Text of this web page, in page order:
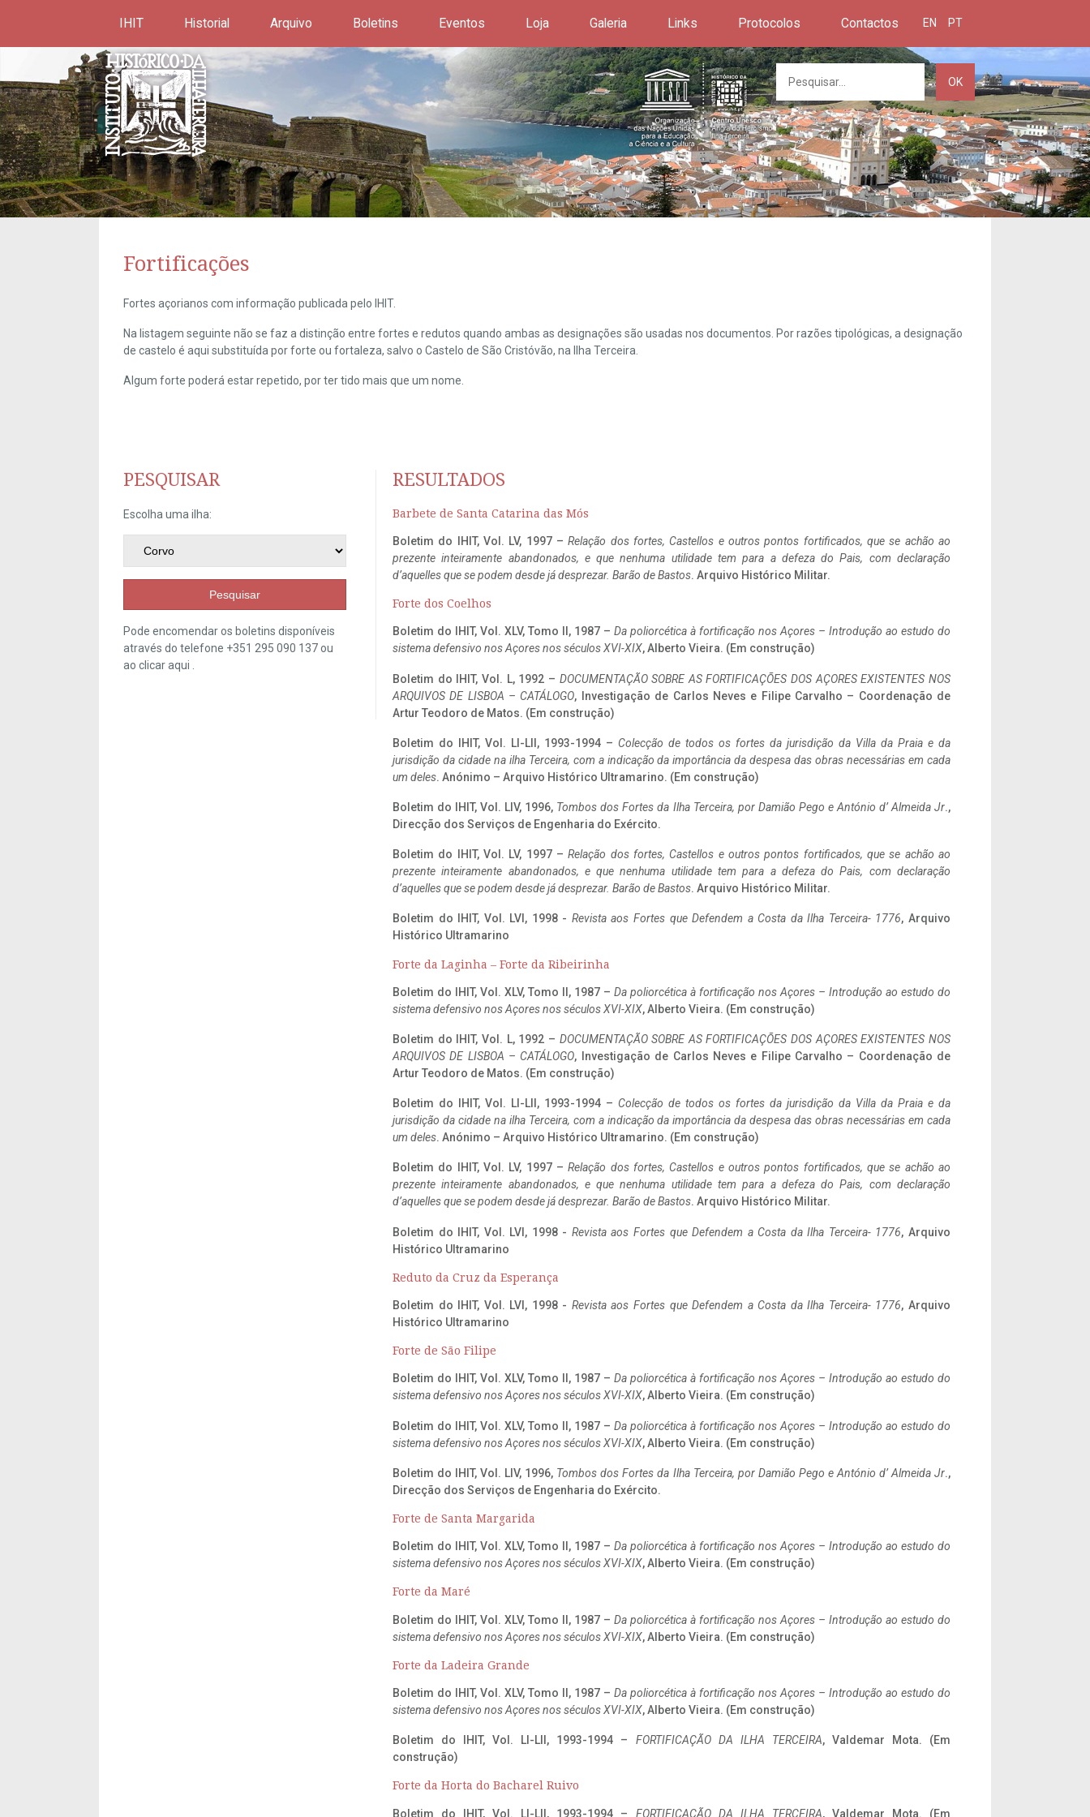
IHIT Historial Arquivo Boletins Eventos Loja Galeria Links Protocolos Contactos EN PT
OK
Fortificações
Fortes açorianos com informação publicada pelo IHIT.
Na listagem seguinte não se faz a distinção entre fortes e redutos quando ambas as designações são usadas nos documentos. Por razões tipológicas, a designação
de castelo é aqui substituída por forte ou fortaleza, salvo o Castelo de São Cristóvão, na Ilha Terceira.
Algum forte poderá estar repetido, por ter tido mais que um nome.
PESQUISAR
Escolha uma ilha:
Pesquisar
Pode encomendar os boletins disponíveis
através do telefone +351 295 090 137 ou
ao clicaraqui
RESULTADOS
Barbete de Santa Catarina das Mós
Boletim do IHIT, Vol. LV, 1997 –Relação dos fortes, Castellos e outros pontos fortificados, que se achão ao
prezente inteiramente abandonados, e que nenhuma utilidade tem para a defeza do Pais, com declaração
d’aquelles que se podem desde já desprezar. Barão de Bastos. Arquivo Histórico Militar.
Forte dos Coelhos
Boletim do IHIT, Vol. XLV, Tomo II, 1987 – Da poliorcética à fortificação nos Açores – Introdução ao estudo do
sistema defensivo nos Açores nos séculos XVI-XIX, Alberto Vieira. (Em construção)
Boletim do IHIT, Vol. L, 1992 – DOCUMENTAÇÃO SOBRE AS FORTIFICAÇÕES DOS AÇORES EXISTENTES NOS
ARQUIVOS DE LISBOA – CATÁLOGO, Investigação de Carlos Neves e Filipe Carvalho – Coordenação de
Artur Teodoro de Matos. (Em construção)
Boletim do IHIT, Vol. LI-LII, 1993-1994 – Colecção de todos os fortes da jurisdição da Villa da Praia e da
jurisdição da cidade na ilha Terceira, com a indicação da importância da despesa das obras necessárias em cada
um deles. Anónimo – Arquivo Histórico Ultramarino. (Em construção)
Boletim do IHIT, Vol. LIV, 1996, Tombos dos Fortes da Ilha Terceira, por Damião Pego e António d’ Almeida Jr.,
Direcção dos Serviços de Engenharia do Exército.
Boletim do IHIT, Vol. LV, 1997 –Relação dos fortes, Castellos e outros pontos fortificados, que se achão ao
prezente inteiramente abandonados, e que nenhuma utilidade tem para a defeza do Pais, com declaração
d’aquelles que se podem desde já desprezar. Barão de Bastos. Arquivo Histórico Militar.
Boletim do IHIT, Vol. LVI, 1998 - Revista aos Fortes que Defendem a Costa da Ilha Terceira- 1776, Arquivo
Histórico Ultramarino
Forte da Laginha – Forte da Ribeirinha
Boletim do IHIT, Vol. XLV, Tomo II, 1987 – Da poliorcética à fortificação nos Açores – Introdução ao estudo do
sistema defensivo nos Açores nos séculos XVI-XIX, Alberto Vieira. (Em construção)
Boletim do IHIT, Vol. L, 1992 – DOCUMENTAÇÃO SOBRE AS FORTIFICAÇÕES DOS AÇORES EXISTENTES NOS
ARQUIVOS DE LISBOA – CATÁLOGO, Investigação de Carlos Neves e Filipe Carvalho – Coordenação de
Artur Teodoro de Matos. (Em construção)
Boletim do IHIT, Vol. LI-LII, 1993-1994 – Colecção de todos os fortes da jurisdição da Villa da Praia e da
jurisdição da cidade na ilha Terceira, com a indicação da importância da despesa das obras necessárias em cada
um deles. Anónimo – Arquivo Histórico Ultramarino. (Em construção)
Boletim do IHIT, Vol. LV, 1997 –Relação dos fortes, Castellos e outros pontos fortificados, que se achão ao
prezente inteiramente abandonados, e que nenhuma utilidade tem para a defeza do Pais, com declaração
d’aquelles que se podem desde já desprezar. Barão de Bastos. Arquivo Histórico Militar.
Boletim do IHIT, Vol. LVI, 1998 - Revista aos Fortes que Defendem a Costa da Ilha Terceira- 1776, Arquivo
Histórico Ultramarino
Reduto da Cruz da Esperança
Boletim do IHIT, Vol. LVI, 1998 - Revista aos Fortes que Defendem a Costa da Ilha Terceira- 1776, Arquivo
Histórico Ultramarino
Forte de São Filipe
Boletim do IHIT, Vol. XLV, Tomo II, 1987 – Da poliorcética à fortificação nos Açores – Introdução ao estudo do
sistema defensivo nos Açores nos séculos XVI-XIX, Alberto Vieira. (Em construção)
Boletim do IHIT, Vol. XLV, Tomo II, 1987 – Da poliorcética à fortificação nos Açores – Introdução ao estudo do
sistema defensivo nos Açores nos séculos XVI-XIX, Alberto Vieira. (Em construção)
Boletim do IHIT, Vol. LIV, 1996, Tombos dos Fortes da Ilha Terceira, por Damião Pego e António d’ Almeida Jr.,
Direcção dos Serviços de Engenharia do Exército.
Forte de Santa Margarida
Boletim do IHIT, Vol. XLV, Tomo II, 1987 – Da poliorcética à fortificação nos Açores – Introdução ao estudo do
sistema defensivo nos Açores nos séculos XVI-XIX, Alberto Vieira. (Em construção)
Forte da Maré
Boletim do IHIT, Vol. XLV, Tomo II, 1987 – Da poliorcética à fortificação nos Açores – Introdução ao estudo do
sistema defensivo nos Açores nos séculos XVI-XIX, Alberto Vieira. (Em construção)
Forte da Ladeira Grande
Boletim do IHIT, Vol. XLV, Tomo II, 1987 – Da poliorcética à fortificação nos Açores – Introdução ao estudo do
sistema defensivo nos Açores nos séculos XVI-XIX, Alberto Vieira. (Em construção)
Boletim do IHIT, Vol. LI-LII, 1993-1994 – FORTIFICAÇÃO DA ILHA TERCEIRA, Valdemar Mota. (Em
construção)
Forte da Horta do Bacharel Ruivo
Boletim do IHIT, Vol. LI-LII, 1993-1994 – FORTIFICAÇÃO DA ILHA TERCEIRA, Valdemar Mota. (Em